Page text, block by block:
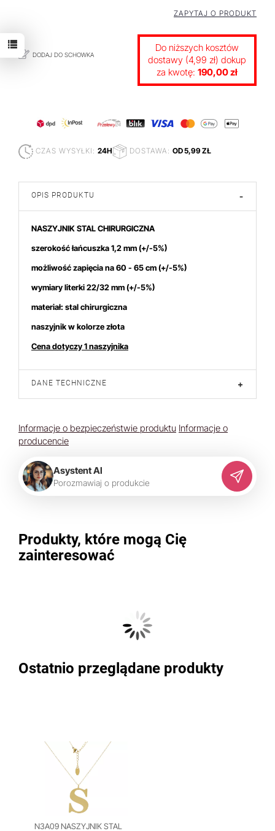
DODAJ DO SCHOWKA
ZAPYTAJ O PRODUKT
Do niższych kosztów
dostawy (4,99 zł) dokup
za kwotę: 190,00 zł
CZAS WYSYŁKI: 24H DOSTAWA: OD 5,99 ZŁ
OPIS PRODUKTU -
NASZYJNIK STAL CHIRURGICZNA
szerokość łańcuszka 1,2 mm(+/-5%)
możliwość zapięcia na 60 - 65 cm (+/-5%)
wymiary literki 22/32 mm (+/-5%)
materiał: stal chirurgiczna
naszyjnik w kolorze złota
Cena dotyczy 1 naszyjnika
DANE TECHNICZNE +
Informacje o bezpieczeństwie produktu Informacje o
producencie
Asystent AI
Porozmawiaj o produkcie
Produkty, które mogą Cię
zainteresować
Ostatnio przeglądane produkty
N3A09 NASZYJNIK STAL